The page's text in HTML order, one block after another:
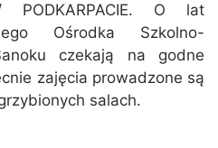
PODKARPACIE. O lat
Ośrodka Szkolno-
czekają na godne
zajęcia prowadzone są
salach.